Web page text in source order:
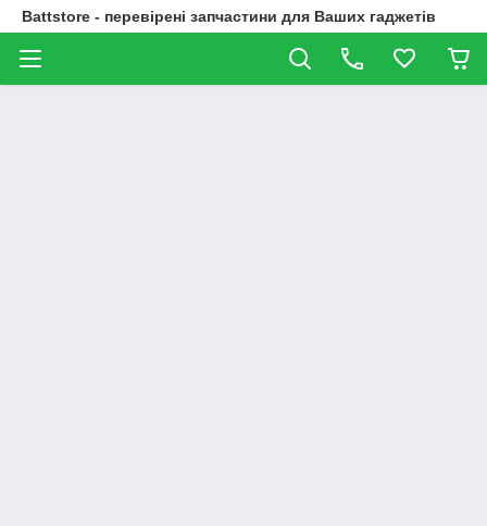
Battstore - перевірені запчастини для Ваших гаджетів